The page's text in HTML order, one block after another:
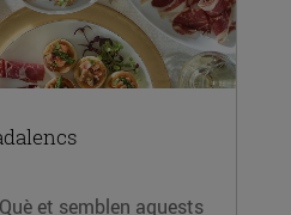
et semblen aquests